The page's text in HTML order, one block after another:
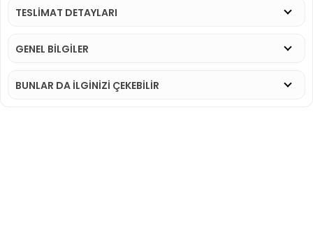
TESLİMAT DETAYLARI
GENEL BİLGİLER
BUNLAR DA İLGINIZI ÇEKEBILIR